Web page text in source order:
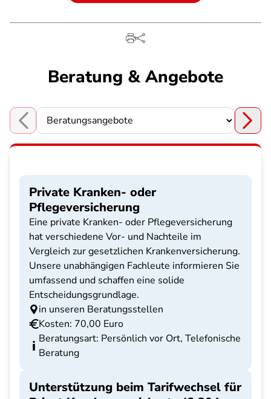
Beratung & Angebote
Choose a section
Private Kranken- oder
Pflegeversicherung
Eine private Kranken- oder Pflegeversicherung
hat verschiedene Vor- und Nachteile im
Vergleich zur gesetzlichen Krankenversicherung.
Unsere unabhängigen Fachleute informieren Sie
umfassend und schaffen eine solide
Entscheidungsgrundlage.
in unseren Beratungsstellen
Kosten: 70,00 Euro
Beratungsart: Persönlich vor Ort, Telefonische
Beratung
Unterstützung beim Tarifwechsel für